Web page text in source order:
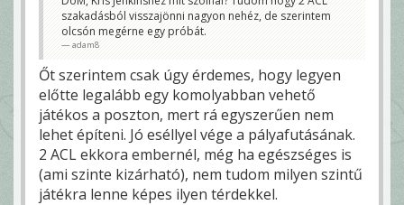
szakadásból visszajönni nagyon nehéz, de szerintem
olcsón megérne egy próbát.
adam8
Őt szerintem csak úgy érdemes, hogy legyen
előtte legalább egy komolyabban vehető
játékos a poszton, mert rá egyszerűen nem
lehet építeni. Jó eséllyel vége a pályafutásának.
2 ACL ekkora embernél, még ha egészséges is
(ami szinte kizárható), nem tudom milyen szintű
játékra lenne képes ilyen térdekkel.